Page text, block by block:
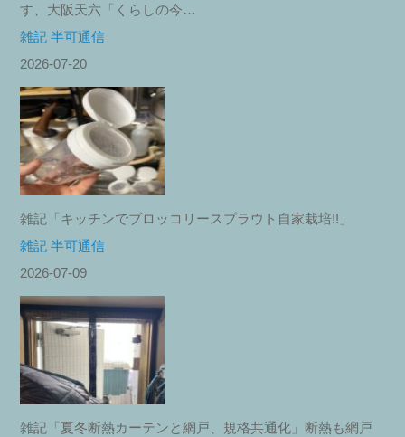
す、大阪天六「くらしの今…
雑記 半可通信
2026-07-20
雑記「キッチンでブロッコリースプラウト自家栽培!!」
雑記 半可通信
2026-07-09
雑記「夏冬断熱カーテンと網戸、規格共通化」断熱も網戸